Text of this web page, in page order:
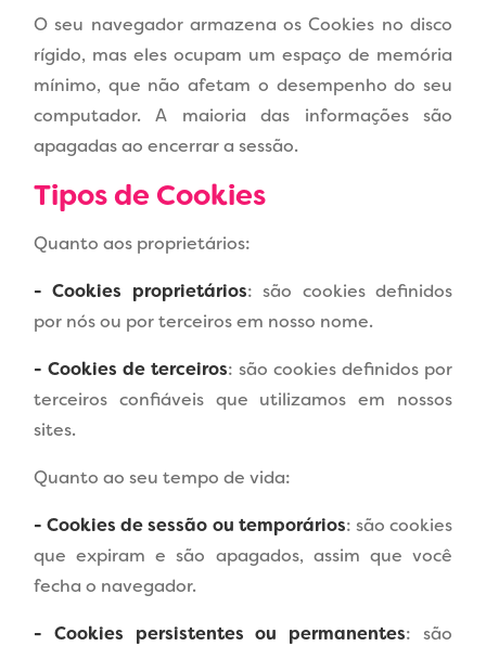
O seu navegador armazena os Cookies no disco
rígido, mas eles ocupam um espaço de memória
mínimo, que não afetam o desempenho do seu
computador. A maioria das informações são
apagadas ao encerrar a sessão.
Tipos de Cookies
Quanto aos proprietários:
- Cookies proprietários: são cookies definidos
por nós ou por terceiros em nosso nome.
- Cookies de terceiros: são cookies definidos por
terceiros confiáveis que utilizamos em nossos
sites.
Quanto ao seu tempo de vida:
- Cookies de sessão ou temporários: são cookies
que expiram e são apagados, assim que você
fecha o navegador.
- Cookies persistentes ou permanentes: são